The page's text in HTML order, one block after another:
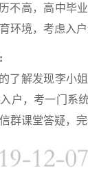
高，高中毕业
环境，考虑入户
解发现李小姐
户，考一门系
群课堂答疑，